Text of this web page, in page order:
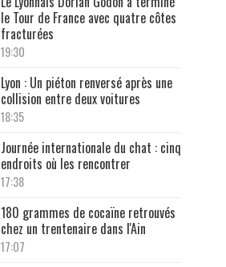
le Tour de France avec quatre côtes
fracturées
19:30
Lyon : Un piéton renversé après une
collision entre deux voitures
18:35
Journée internationale du chat : cinq
endroits où les rencontrer
17:38
180 grammes de cocaïne retrouvés
chez un trentenaire dans l'Ain
17:07